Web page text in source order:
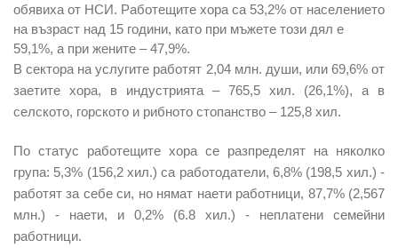
обявиха от НСИ. Работещите хора са 53,2% от населението
на възраст над 15 години, като при мъжете този дял е
59,1%, а при жените – 47,9%.
В сектора на услугите работят 2,04 млн. души, или 69,6% от
заетите хора, в индустрията – 765,5 хил. (26,1%), а в
селското, горското и рибното стопанство – 125,8 хил.
По статус работещите хора се разпределят на няколко
група: 5,3% (156,2 хил.) са работодатели, 6,8% (198,5 хил.) -
работят за себе си, но нямат наети работници, 87,7% (2,567
млн.) - наети, и 0,2% (6.8 хил.) - неплатени семейни
работници.